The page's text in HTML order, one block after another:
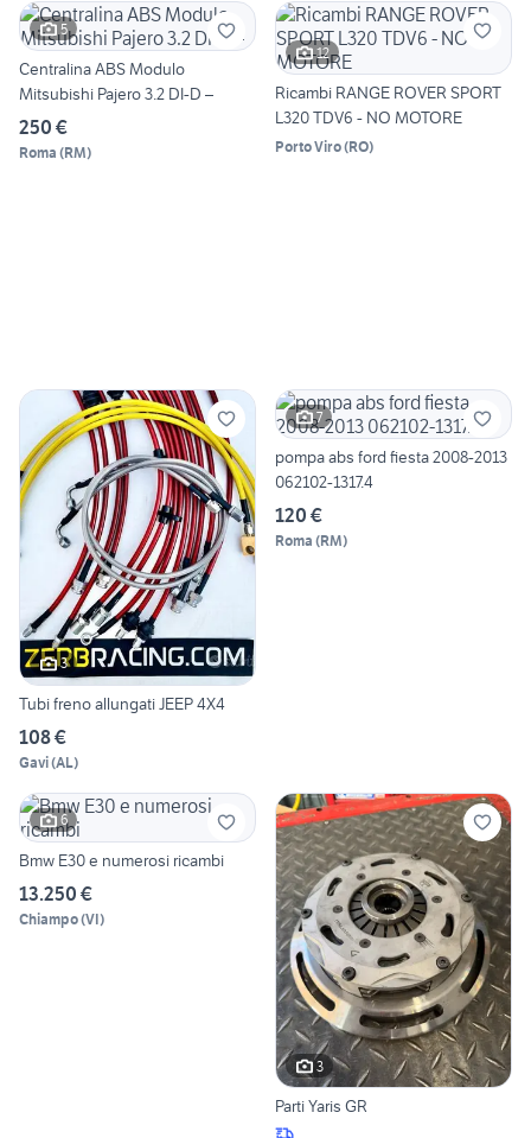
5
Centralina ABS Modulo
Mitsubishi Pajero 3.2 DI-D –
250 €
Roma (RM)
12
Ricambi RANGE ROVER SPORT
L320 TDV6 - NO MOTORE
Porto Viro(RO)
3
Tubi freno allungati JEEP 4X4
108 €
Gavi(AL)
7
pompa abs ford fiesta 2008-2013
062102-1317.4
120 €
Roma (RM)
6
Bmw E30 e numerosi ricambi
13.250 €
Chiampo(VI)
3
Parti Yaris GR